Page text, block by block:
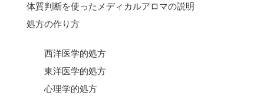
体質判断を使ったメディカルアロマの説明
処方の作り方
西洋医学的処方
東洋医学的処方
心理学的処方